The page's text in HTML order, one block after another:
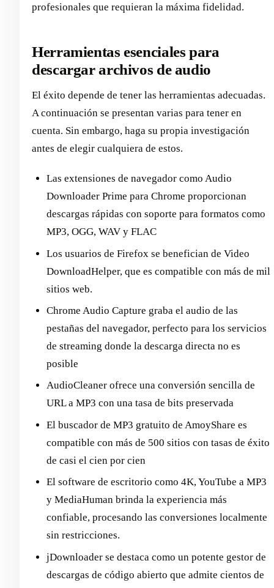
profesionales que requieran la máxima fidelidad.
Herramientas esenciales para
descargar archivos de audio
El éxito depende de tener las herramientas adecuadas.
A continuación se presentan varias para tener en
cuenta. Sin embargo, haga su propia investigación
antes de elegir cualquiera de estos.
Las extensiones de navegador como Audio
Downloader Prime para Chrome proporcionan
descargas rápidas con soporte para formatos como
MP3, OGG, WAV y FLAC
Los usuarios de Firefox se benefician de Video
DownloadHelper, que es compatible con más de mil
sitios web.
Chrome Audio Capture graba el audio de las
pestañas del navegador, perfecto para los servicios
de streaming donde la descarga directa no es
posible
AudioCleaner ofrece una conversión sencilla de
URL a MP3 con una tasa de bits preservada
El buscador de MP3 gratuito de AmoyShare es
compatible con más de 500 sitios con tasas de éxito
de casi el cien por cien
El software de escritorio como 4K, YouTube a MP3
y MediaHuman brinda la experiencia más
confiable, procesando las conversiones localmente
sin restricciones.
jDownloader se destaca como un potente gestor de
descargas de código abierto que admite cientos de